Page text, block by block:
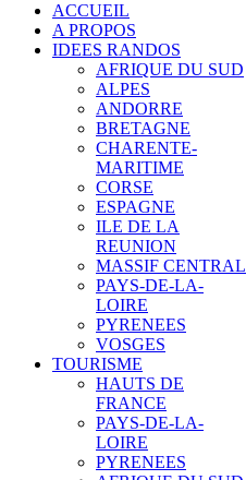
ACCUEIL
A PROPOS
IDEES RANDOS
AFRIQUE DU SUD
ALPES
ANDORRE
BRETAGNE
CHARENTE-
MARITIME
CORSE
ESPAGNE
ILE DE LA
REUNION
MASSIF CENTRAL
PAYS-DE-LA-
LOIRE
PYRENEES
VOSGES
TOURISME
HAUTS DE
FRANCE
PAYS-DE-LA-
LOIRE
PYRENEES